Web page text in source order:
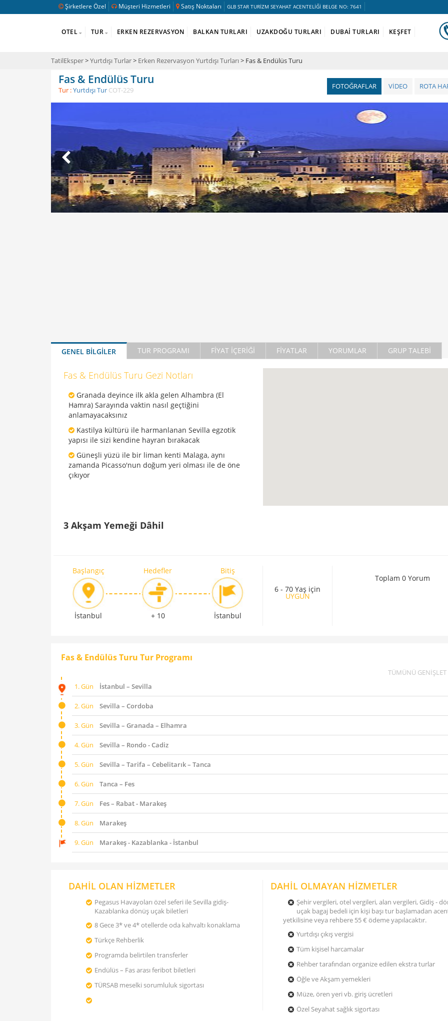
Şirketlere Özel Müşteri Hizmetleri Satış Noktaları GLB STAR TURİZM SEYAHAT ACENTELİĞİ BELGE NO: 7641
OTEL TUR ERKEN REZERVASYON BALKAN TURLARI UZAKDOĞU TURLARI DUBAİ TURLARI KEŞFET
TatilEksper>Yurtdışı Turlar> Erken Rezervasyon Yurtdışı Turları> Fas & Endülüs Turu
Fas & Endülüs Turu
Tur :Yurtdışı Tur COT-229 ROTA
VİDEO
FOTOĞRAFLAR
GENEL BİLGİLER TUR PROGRAMI FİYAT İÇERİĞİ FİYATLAR YORUMLAR GRUP TALEBİ
Fas & Endülüs Turu Gezi Notları
Granada deyince ilk akla gelen Alhambra (El
Hamra) Sarayında vaktin nasıl geçtiğini
anlamayacaksınız
‌Kastilya kültürü ile harmanlanan Sevilla egzotik
yapısı ile sizi kendine hayran bırakacak
Güneşli yüzü ile bir liman kenti Malaga, aynı
zamanda Picasso'nun doğum yeri olması ile de öne
çıkıyor
3 Akşam Yemeği Dâhil
Başlangıç
İstanbul
Hedefler
+ 10
Bitiş
İstanbul
6 - 70 Yaş için
UYGUN
Toplam 0 Yorum
Fas & Endülüs Turu Tur Programı
TÜMÜNÜ GENİŞLET
1. Gün
İstanbul – Sevilla
2. Gün Sevilla – Cordoba
3. Gün Sevilla – Granada – Elhamra
4. Gün Sevilla – Rondo - Cadiz
5. Gün Sevilla – Tarifa – Cebelitarık – Tanca
6. Gün Tanca – Fes
7. Gün Fes – Rabat - Marakeş
8. Gün Marakeş
9. Gün Marakeş - Kazablanka - İstanbul
DAHİL OLAN HİZMETLER
Pegasus Havayoları özel seferi ile Sevilla gidiş-
Kazablanka dönüş uçak biletleri
8 Gece 3* ve 4* otellerde oda kahvaltı konaklama
Türkçe Rehberlik
Programda belirtilen transferler
Endülüs – Fas arası feribot biletleri
TÜRSAB meselki sorumluluk sigortası
DAHİL OLMAYAN HİZMETLER
Şehir vergileri, otel vergileri, alan vergileri, Gidiş -
uçak bagaj bedeli için kişi başı tur başlamadan
yetkilisine veya rehbere 55 € ödeme yapılacaktır.
Yurtdışı çıkış vergisi
Tüm kişisel harcamalar
Rehber tarafından organize edilen ekstra turlar
Öğle ve Akşam yemekleri
Müze, ören yeri vb. giriş ücretleri
Özel Seyahat sağlık sigortası